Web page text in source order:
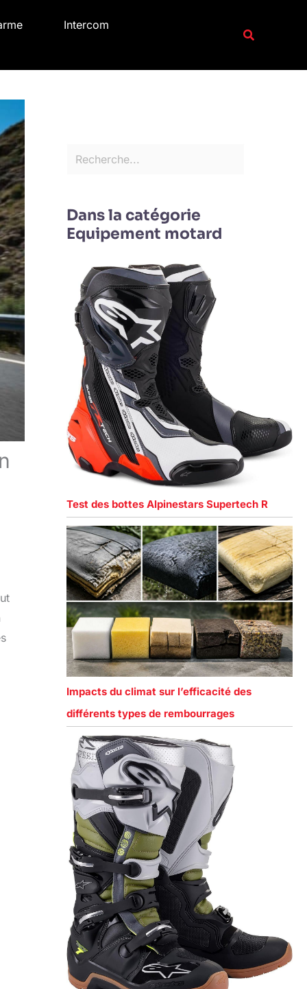
Intercom
e
rDans la catégorie
Equipement motard
Test des bottes Alpinestars Supertech R
Impacts du climat sur l’efficacité des
différents types de rembourrages